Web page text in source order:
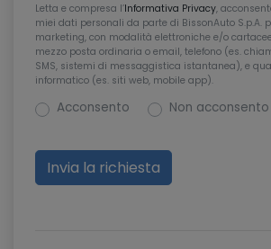
Letta e compresa l’Informativa Privacy,
miei dati personali da parte di BissonAuto S.p.A.
marketing, con modalità elettroniche e/o
mezzo posta ordinaria o email, telefono (es.
SMS, sistemi di messaggistica istantanea), e
informatico (es. siti web, mobile app).
Acconsento Non acconsento